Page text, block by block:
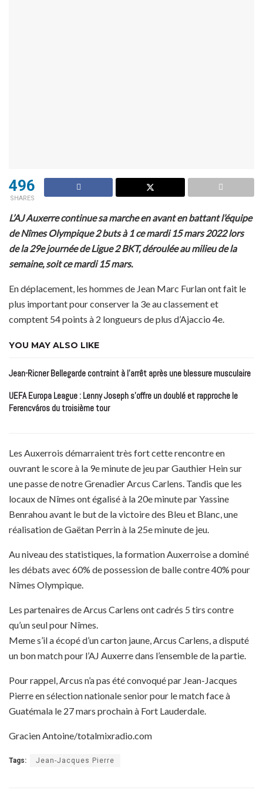
496
SHARES
L’AJ Auxerre continue sa marche en avant en battant l’équipe
de Nîmes Olympique 2 buts à 1 ce mardi 15 mars 2022 lors
de la 29e journée de Ligue 2 BKT, déroulée au milieu de la
semaine, soit ce mardi 15 mars.
En déplacement, les hommes de Jean Marc Furlan ont fait le
plus important pour conserver la 3e au classement et
comptent 54 points à 2 longueurs de plus d’Ajaccio 4e.
YOU MAY ALSO LIKE
Jean-Ricner Bellegarde contraint à l’arrêt après une blessure musculaire
UEFA Europa League : Lenny Joseph s’offre un doublé et rapproche le
Ferencváros du troisième tour
Les Auxerrois démarraient très fort cette rencontre en
ouvrant le score à la 9e minute de jeu par Gauthier Hein sur
une passe de notre Grenadier Arcus Carlens. Tandis que les
locaux de Nîmes ont égalisé à la 20e minute par Yassine
Benrahou avant le but de la victoire des Bleu et Blanc, une
réalisation de Gaëtan Perrin à la 25e minute de jeu.
Au niveau des statistiques, la formation Auxerroise a dominé
les débats avec 60% de possession de balle contre 40% pour
Nîmes Olympique.
Les partenaires de Arcus Carlens ont cadrés 5 tirs contre
qu’un seul pour Nîmes.
Meme s’il a écopé d’un carton jaune, Arcus Carlens, a disputé
un bon match pour l’AJ Auxerre dans l’ensemble de la partie.
Pour rappel, Arcus n’a pas été convoqué par Jean-Jacques
Pierre en sélection nationale senior pour le match face à
Guatémala le 27 mars prochain à Fort Lauderdale.
Gracien Antoine/totalmixradio.com
Tags: Jean-Jacques Pierre